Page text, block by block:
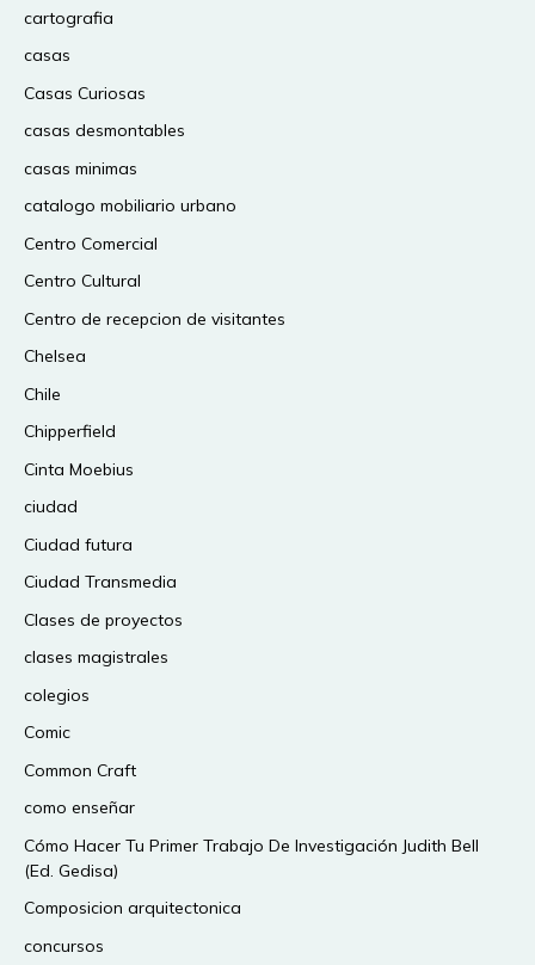
cartografia
casas
Casas Curiosas
casas desmontables
casas minimas
catalogo mobiliario urbano
Centro Comercial
Centro Cultural
Centro de recepcion de visitantes
Chelsea
Chile
Chipperfield
Cinta Moebius
ciudad
Ciudad futura
Ciudad Transmedia
Clases de proyectos
clases magistrales
colegios
Comic
Common Craft
como enseñar
Cómo Hacer Tu Primer Trabajo De Investigación Judith Bell
(Ed. Gedisa)
Composicion arquitectonica
concursos